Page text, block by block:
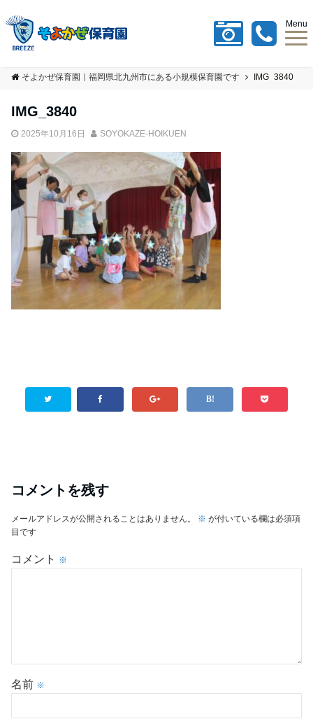
Menu
そよかぜ保育園｜福岡県北九州市にある小規模保育園です IMG_3840
IMG_3840
2025年10月16日 SOYOKAZE-HOIKUEN
コメントを残す
メールアドレスが公開されることはありません。 ※ が付いている欄は必須項
目です
コメント ※
名前 ※